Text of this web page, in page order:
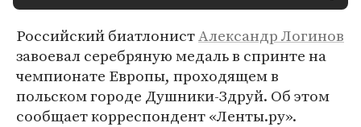
Российский биатлонистАлександр Логинов
завоевал серебряную медаль в спринте на
чемпионате Европы, проходящем в
польском городе Душники-Здруй. Об этом
сообщает корреспондент «Ленты.ру».